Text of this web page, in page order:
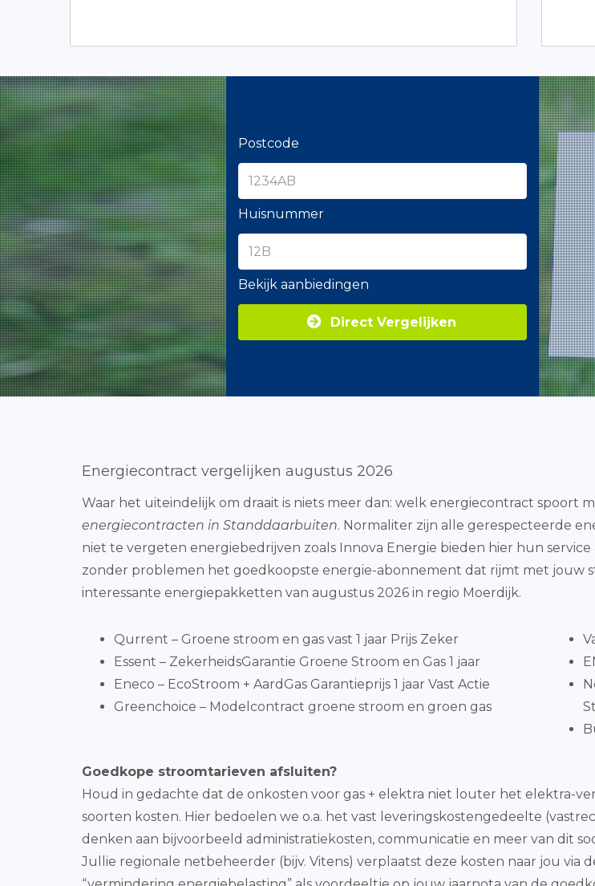
Postcode
Huisnummer
Bekijk aanbiedingen
Direct Vergelijken
Energiecontract vergelijken augustus 2026
Waar het uiteindelijk om draait is niets meer dan: welk energiecontract spoort
energiecontracten in Standdaarbuiten. Normaliter zijn alle gerespecteerde
niet te vergeten energiebedrijven zoals Innova Energie bieden hier hun
zonder problemen het goedkoopste energie-abonnement dat rijmt met jouw
interessante energiepakketten van augustus 2026 in regio Moerdijk.
Qurrent – Groene stroom en gas vast 1 jaar Prijs Zeker
Essent – ZekerheidsGarantie Groene Stroom en Gas 1 jaar
Eneco – EcoStroom + AardGas Garantieprijs 1 jaar Vast Actie
Greenchoice – Modelcontract groene stroom en groen gas
Goedkope stroomtarieven afsluiten?
Houd in gedachte dat de onkosten voor gas + elektra niet louter het elektra-
soorten kosten. Hier bedoelen we o.a. het vast leveringskostengedeelte
denken aan bijvoorbeeld administratiekosten, communicatie en meer van dit
Jullie regionale netbeheerder (bijv. Vitens) verplaatst deze kosten naar jou via